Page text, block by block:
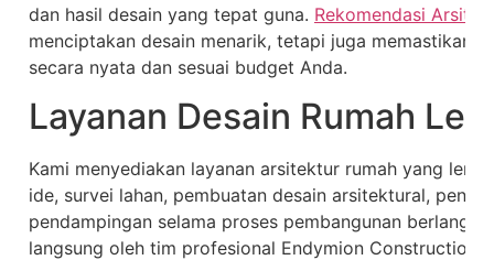
dan hasil desain yang tepat guna. Rekomendasi
menciptakan desain menarik, tetapi juga memastikan
secara nyata dan sesuai budget Anda.
Layanan Desain Rumah
Kami menyediakan layanan arsitektur rumah yang
ide, survei lahan, pembuatan desain arsitektural,
pendampingan selama proses pembangunan
langsung oleh tim profesional Endymion Construction